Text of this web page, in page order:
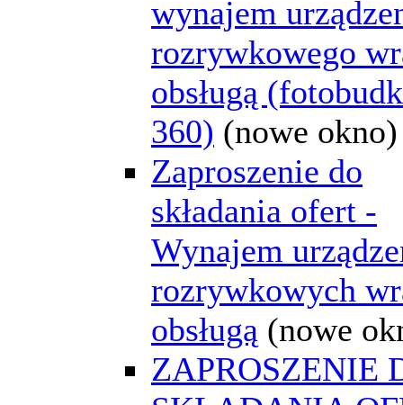
wynajem
rozrywkowego
obsługą
360) (nowe okno)
Zaproszenie do
składania ofert -
Wynajem
rozrywkowych
obsługą (nowe
ZAPROSZENIE